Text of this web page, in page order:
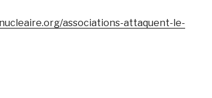
associations-attaquent-le-